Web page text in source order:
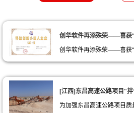
创华软件再添殊荣——喜获
创华软件再添殊荣——喜获